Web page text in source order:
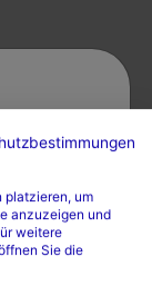
platzieren, um
anzuzeigen und
weitere
Sie die